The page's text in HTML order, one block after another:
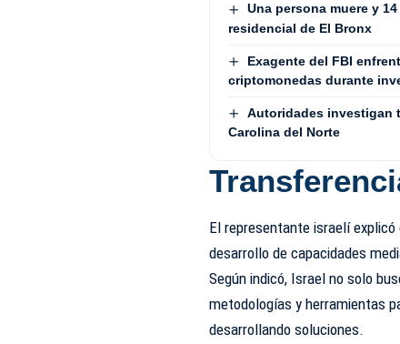
Una persona muere y
residencial de El Bronx
Exagente del FBI
criptomonedas durante
Autoridades investigan
Carolina del Norte
El representante israelí
desarrollo de capacidades
Según indicó, Israel no solo
metodologías y herramientas
desarrollando soluciones.